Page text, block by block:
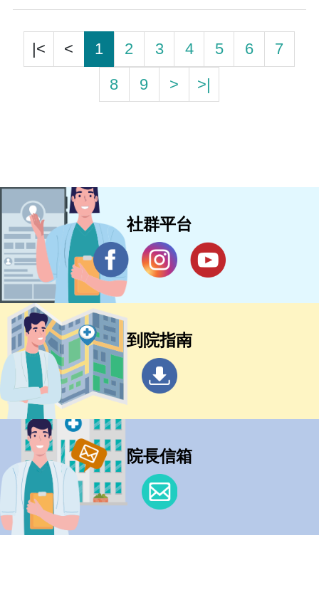
|< < 1 2 3 4 5 6
7
8
9 > >|
社群平台
到院指南
院長信箱